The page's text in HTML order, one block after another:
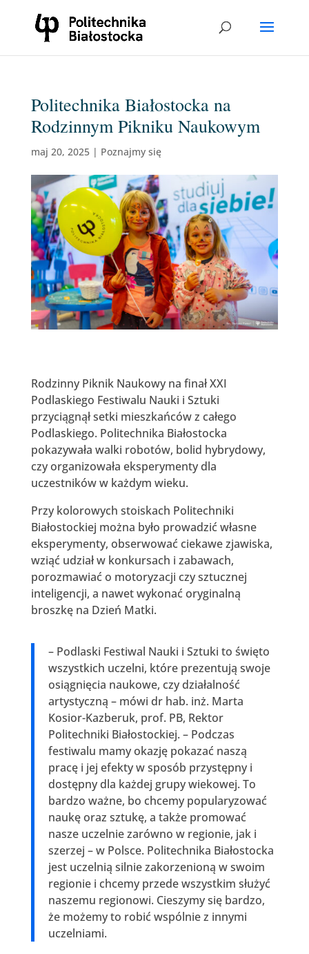
Politechnika Białostocka na
Rodzinnym Pikniku Naukowym
maj 20, 2025| Poznajmy się
Rodzinny Piknik Naukowy na finał XXI
Podlaskiego Festiwalu Nauki i Sztuki
przyciągnął setki mieszkańców z całego
Podlaskiego. Politechnika Białostocka
pokazywała walki robotów, bolid hybrydowy,
czy organizowała eksperymenty dla
uczestników w każdym wieku.
Przy kolorowych stoiskach Politechniki
Białostockiej można było prowadzić własne
eksperymenty, obserwować ciekawe zjawiska,
wziąć udział w konkursach i zabawach,
porozmawiać o motoryzacji czy sztucznej
inteligencji, a nawet wykonać oryginalną
broszkę na Dzień Matki.
– Podlaski Festiwal Nauki i Sztuki to święto
wszystkich uczelni, które prezentują swoje
osiągnięcia naukowe, czy działalność
artystyczną – mówi dr hab. inż. Marta
Kosior-Kazberuk, prof. PB, Rektor
Politechniki Białostockiej. – Podczas
festiwalu mamy okazję pokazać naszą
pracę i jej efekty w sposób przystępny i
dostępny dla każdej grupy wiekowej. To
bardzo ważne, bo chcemy popularyzować
naukę oraz sztukę, a także promować
nasze uczelnie zarówno w regionie, jak i
szerzej – w Polsce. Politechnika Białostocka
jest uczelnią silnie zakorzenioną w swoim
regionie i chcemy przede wszystkim służyć
naszemu regionowi. Cieszymy się bardzo,
że możemy to robić wspólnie z innymi
uczelniami.